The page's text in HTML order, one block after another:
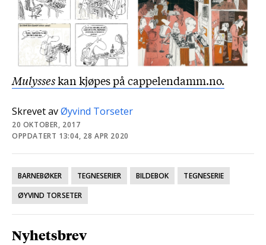
Skrevet avØyvind Torseter
20 OKTOBER, 2017
OPPDATERT 13:04, 28 APR 2020
BARNEBØKER TEGNESERIER BILDEBOK
TEGNESERIE
ØYVIND TORSETER
Nyhetsbrev
Mulysseskan kjøpes på cappelendamm.no.